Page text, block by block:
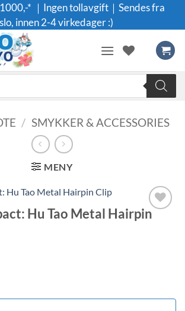
* ｜Ingen tollavgift｜Sendes fra
innen 2-4 virkedager :)
/ SMYKKER & ACCESSORIES
MENY
Legg til i
Hu Tao Metal Hairpin